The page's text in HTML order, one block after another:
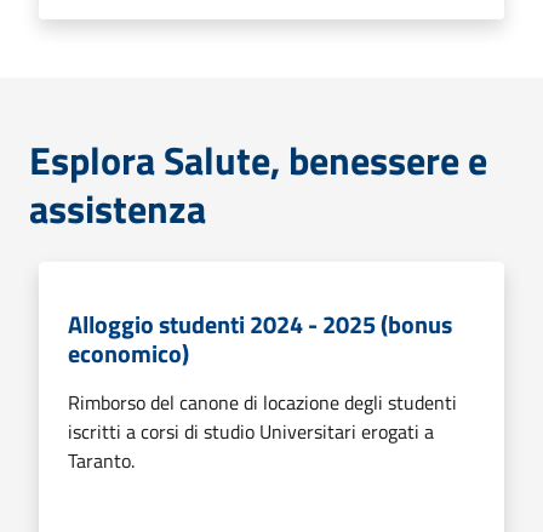
Esplora Salute, benessere e
assistenza
Alloggio studenti 2024 - 2025 (bonus
economico)
Rimborso del canone di locazione degli studenti
iscritti a corsi di studio Universitari erogati a
Taranto.